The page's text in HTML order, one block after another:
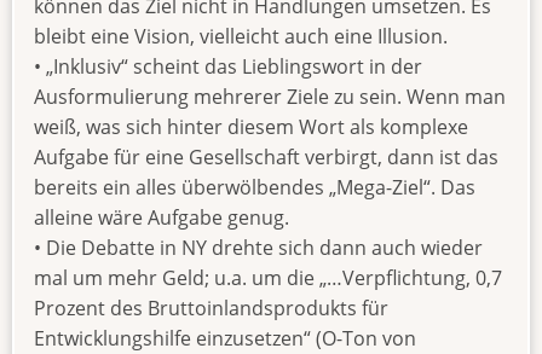
können das Ziel nicht in Handlungen umsetzen. Es
bleibt eine Vision, vielleicht auch eine Illusion.
• „Inklusiv“ scheint das Lieblingswort in der
Ausformulierung mehrerer Ziele zu sein. Wenn man
weiß, was sich hinter diesem Wort als komplexe
Aufgabe für eine Gesellschaft verbirgt, dann ist das
bereits ein alles überwölbendes „Mega-Ziel“. Das
alleine wäre Aufgabe genug.
• Die Debatte in NY drehte sich dann auch wieder
mal um mehr Geld; u.a. um die „…Verpflichtung, 0,7
Prozent des Bruttoinlandsprodukts für
Entwicklungshilfe einzusetzen“ (O-Ton von